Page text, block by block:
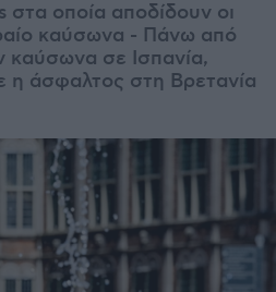
στα οποία αποδίδουν οι
καύσωνα - Πάνω από
καύσωνα σε Ισπανία,
η άσφαλτος στη Βρετανία